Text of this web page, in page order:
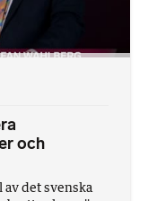
och
det svenska